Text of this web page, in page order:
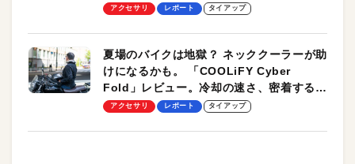
ーも
アクセサリ レポート タイアップ
夏場のバイクは地獄？ ネッククーラーが助
けになるかも。 「COOLiFY Cyber
Fold」レビュー。冷却の速さ、密着する冷
却プレート、シンプルな操作性がグッド！
アクセサリ レポート タイアップ